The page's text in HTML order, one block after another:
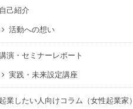
己紹介
活動への想い
演・セミナーレポート
実践・未来設定講座
業したい人向けコラム（女性起業家）